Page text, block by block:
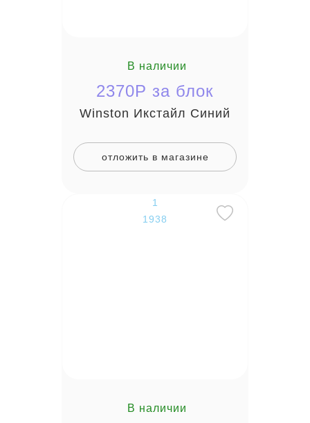
В наличии
2370P за блок
Winston Икстайл Синий
отложить в магазине
1
1938
В наличии